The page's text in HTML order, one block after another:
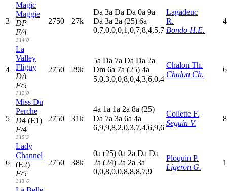
3
Magic
Maggie
DP
F/4
1'14"0
2750 27k
Da 3a Da Da 0a 9a
Da 3a 2a (25) 6a
0,7,0,0,0,1,0,7,8,4,5,7
Lagadeuc
R.
Bondo H.E.
4
La
Valley
Fligny
DA
F/5
1'12"0
2750 29k
5a Da 7a Da Da 2a
Dm 6a 7a (25) 4a
5,0,3,0,0,8,0,4,3,6,0,4
Chalon Th.
Chalon Ch.
5
Miss Du
Perche
D4 (E1)
F/4
1'15"3
2750 31k
4a 1a 1a 2a 8a (25)
Da 7a 3a 6a 4a
6,9,9,8,2,0,3,7,4,6,9,6
Collette F.
Seguin V.
6
Lady
Channel
(E2)
F/5
1'13"6
2750 38k
0a (25) 0a 2a Da Da
2a (24) 2a 2a 3a
0,0,8,0,0,8,8,8,7,9
Ploquin P.
Ligeron G.